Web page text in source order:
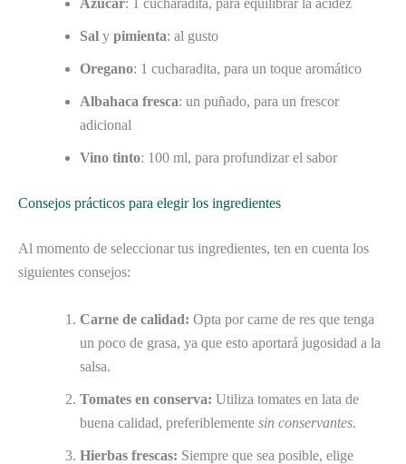
Azúcar: 1 cucharadita, para equilibrar la acidez
Sal y pimienta: al gusto
Oregano: 1 cucharadita, para un toque aromático
Albahaca fresca: un puñado, para un frescor
adicional
Vino tinto: 100 ml, para profundizar el sabor
Consejos prácticos para elegir los ingredientes
Al momento de seleccionar tus ingredientes, ten en cuenta los
siguientes consejos:
Carne de calidad: Opta por carne de res que tenga
un poco de grasa, ya que esto aportará jugosidad a la
salsa.
Tomates en conserva: Utiliza tomates en lata de
buena calidad, preferiblemente sin conservantes.
Hierbas frescas: Siempre que sea posible, elige